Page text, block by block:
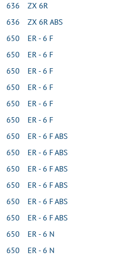
636 ZX 6R
636 ZX 6R ABS
650 ER - 6 F
650 ER - 6 F
650 ER - 6 F
650 ER - 6 F
650 ER - 6 F
650 ER - 6 F
650 ER - 6 F ABS
650 ER - 6 F ABS
650 ER - 6 F ABS
650 ER - 6 F ABS
650 ER - 6 F ABS
650 ER - 6 F ABS
650 ER - 6 N
650 ER - 6 N